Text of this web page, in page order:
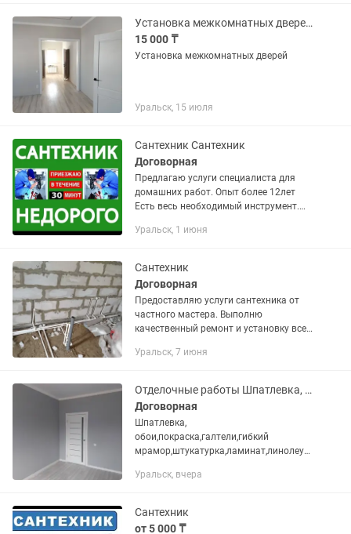
Установка межкомнатных дверей.
15 000 ₸
Установка межкомнатных дверей
Уральск, 15 июля
Сантехник Сантехник
Договорная
Предлагаю услуги специалиста для
домашних работ. Опыт более 12лет
Есть весь необходимый инструмент.
дому! ЭЛЕКТРОМОНТАЖНЫЕ работы,
Уральск, 1 июня
Сантехник
Договорная
Предоставляю услуги сантехника от
частного мастера. Выполню
качественный ремонт и установку всех
оборудования: унитазов, ванн,
труб и...
Уральск, 7 июня
Отделочные работы Шпатлевка, обои,покраска
Договорная
Шпатлевка,
обои,покраска,галтели,гибкий
мрамор,штукатурка,ламинат,линолеум
Уральск, вчера
Сантехник
от 5 000 ₸